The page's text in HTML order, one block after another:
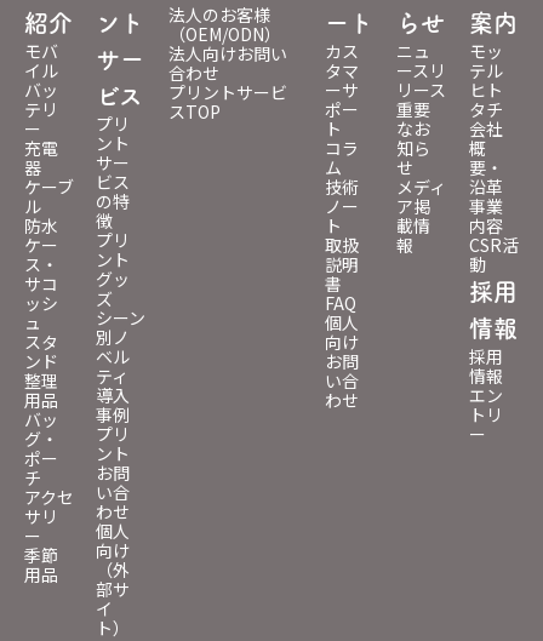
紹介
モバ
イル
バッ
テリ
ー
充電
器
ケーブ
ル
防水
ケー
ス・
サコ
ッシ
ュ
スタ
ンド
整理
用品
バッ
グ・
ポー
チ
アクセ
サリ
ー
季節
用品
ント
サー
ビス
プリ
ント
サー
ビス
の特
徴
プリ
ント
グッ
ズ
シーン
別ノ
ベル
ティ
導入
事例
プリ
ント
お問
い合
わせ
個人
向け
（外
部サ
イ
ト）
法人のお客様
（OEM/ODN）
法人向けお問い
合わせ
プリントサービ
スTOP
ート
カス
タマ
ーサ
ポー
ト
コラ
ム
技術
ノー
ト
取扱
説明
書
FAQ
個人
向け
お問
い合
わせ
らせ
ニュ
ースリ
リース
重要
なお
知ら
せ
メディ
ア掲
載情
報
案内
モッ
テル
ヒト
タチ
会社
概
要・
沿革
事業
内容
CSR活
動
採用
情報
採用
情報
エン
トリ
ー